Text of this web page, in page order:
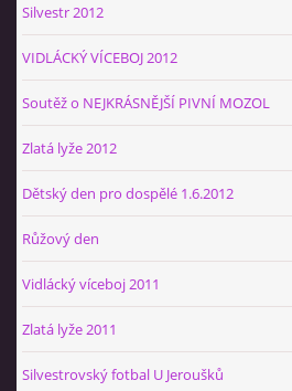
Silvestr 2012
VIDLÁCKÝ VÍCEBOJ 2012
Soutěž o NEJKRÁSNĚJŠÍ PIVNÍ MOZOL
Zlatá lyže 2012
Dětský den pro dospělé 1.6.2012
Růžový den
Vidlácký víceboj 2011
Zlatá lyže 2011
Silvestrovský fotbal U Jeroušků